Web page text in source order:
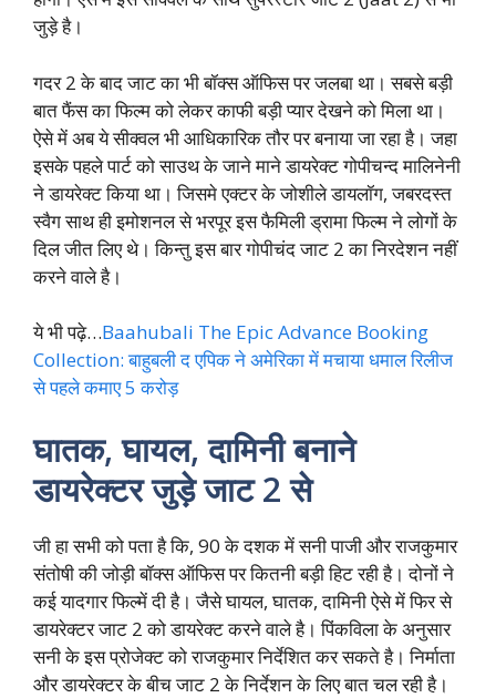
जुड़े है।
गदर 2 के बाद जाट का भी बॉक्स ऑफिस पर जलबा था। सबसे बड़ी
बात फैंस का फिल्म को लेकर काफी बड़ी प्यार देखने को मिला था।
ऐसे में अब ये सीक्वल भी आधिकारिक तौर पर बनाया जा रहा है। जहा
इसके पहले पार्ट को साउथ के जाने माने डायरेक्ट गोपीचन्द मालिनेनी
ने डायरेक्ट किया था। जिसमे एक्टर के जोशीले डायलॉग, जबरदस्त
स्वैग साथ ही इमोशनल से भरपूर इस फैमिली ड्रामा फिल्म ने लोगों के
दिल जीत लिए थे। किन्तु इस बार गोपीचंद जाट 2 का निरदेशन नहीं
करने वाले है।
ये भी पढ़े…Baahubali The Epic Advance Booking
Collection: बाहुबली द एपिक ने अमेरिका में मचाया धमाल रिलीज
से पहले कमाए 5 करोड़
घातक, घायल, दामिनी बनाने
डायरेक्टर जुड़े जाट 2 से
जी हा सभी को पता है कि, 90 के दशक में सनी पाजी और राजकुमार
संतोषी की जोड़ी बॉक्स ऑफिस पर कितनी बड़ी हिट रही है। दोनों ने
कई यादगार फिल्में दी है। जैसे घायल, घातक, दामिनी ऐसे में फिर से
डायरेक्टर जाट 2 को डायरेक्ट करने वाले है। पिंकविला के अनुसार
सनी के इस प्रोजेक्ट को राजकुमार निर्देशित कर सकते है। निर्माता
और डायरेक्टर के बीच जाट 2 के निर्देशन के लिए बात चल रही है।